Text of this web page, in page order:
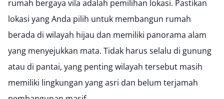
rumah bergaya vila adalah pemilihan lokasi. Pastikan
lokasi yang Anda pilih untuk membangun rumah
berada di wilayah hijau dan memiliki panorama alam
yang menyejukkan mata. Tidak harus selalu di gunung
atau di pantai, yang penting wilayah tersebut masih
memiliki lingkungan yang asri dan belum terjamah